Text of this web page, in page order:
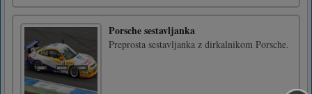
Porsche sestavljanka
Preprosta sestavljanka z dirkalnikom Porsche.